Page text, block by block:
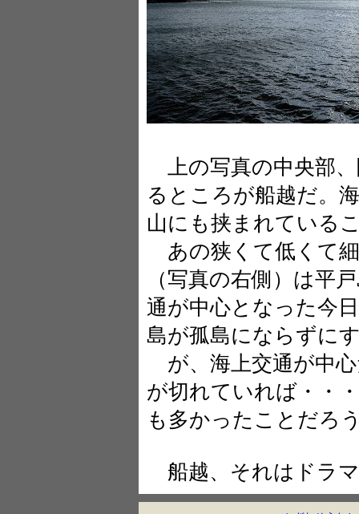
上の写真の中央部
るところが船越だ。
山にも挟まれている
あの狭くて低くて
（写真の右側）は平
通が中心となった今
島が孤島にならずに
が、海上交通が中
が切れていれば・・
も多かったことだろ
船越、それはド